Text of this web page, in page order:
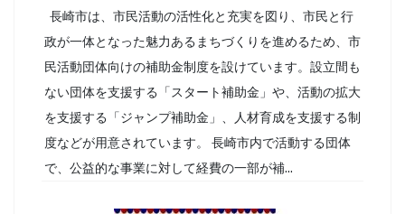
長崎市は、市民活動の活性化と充実を図り、市民と行
政が一体となった魅力あるまちづくりを進めるため、市
民活動団体向けの補助金制度を設けています。設立間も
ない団体を支援する「スタート補助金」や、活動の拡大
を支援する「ジャンプ補助金」、人材育成を支援する制
度などが用意されています。 長崎市内で活動する団体
で、公益的な事業に対して経費の一部が補...